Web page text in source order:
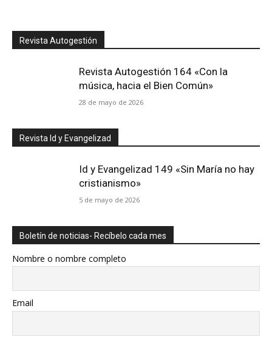
Revista Autogestión
Revista Autogestión 164 «Con la
música, hacia el Bien Común»
28 de mayo de 2026
Revista Id y Evangelizad
Id y Evangelizad 149 «Sin María no hay
cristianismo»
5 de mayo de 2026
Boletín de noticias- Recíbelo cada mes
Nombre o nombre completo
Email